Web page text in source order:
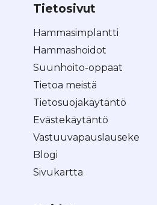
Tietosivut
Hammasimplantti
Hammashoidot
Suunhoito-oppaat
Tietoa meistä
Tietosuojakäytäntö
Evästekäytäntö
Vastuuvapauslauseke
Blogi
Sivukartta